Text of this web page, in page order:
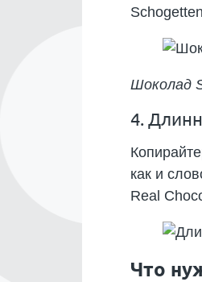
Шоколад
4.
как и
Real
Что